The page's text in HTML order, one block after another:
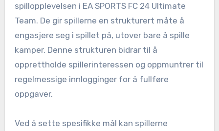
spillopplevelsen i EA SPORTS FC 24 Ultimate
Team. De gir spillerne en strukturert måte å
engasjere seg i spillet på, utover bare å spille
kamper. Denne strukturen bidrar til å
opprettholde spillerinteressen og oppmuntrer til
regelmessige innlogginger for å fullføre
oppgaver.
Ved å sette spesifikke mål kan spillerne